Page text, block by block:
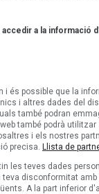
va
a la informació
i és possible que la
i altres dades del
també podran
també podrà utilitzar
i els nostres
precisa. Llista de
les teves dades
disconformitat amb
A la part inferior